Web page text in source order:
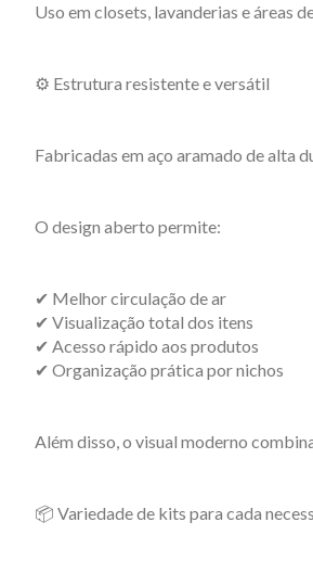
Uso em closets, lavanderias e áreas
⚙️ Estrutura resistente e versátil
Fabricadas em aço aramado de alta
O design aberto permite:
✔ Melhor circulação de ar
✔ Visualização total dos itens
✔ Acesso rápido aos produtos
✔ Organização prática por nichos
Além disso, o visual moderno
📦 Variedade de kits para cada